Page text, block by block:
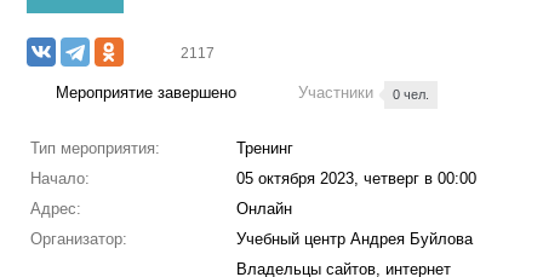
2117
Мероприятие завершено Участники 0 чел.
Тип мероприятия:
Тренинг
Начало:
05 октября 2023, четверг в 00:00
Адрес:
Онлайн
Организатор:
Учебный центр Андрея Буйлова
Владельцы сайтов, интернет